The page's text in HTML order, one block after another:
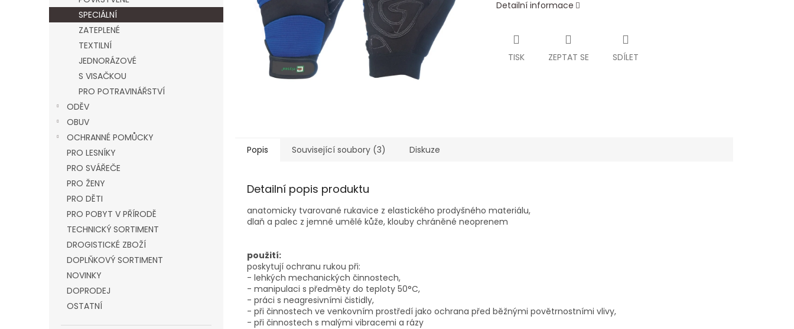
n
e
SPECIÁLNÍ
ZATEPLENÉ
TEXTILNÍ
JEDNORÁZOVÉ
S VISAČKOU
PRO POTRAVINÁŘSTVÍ
ODĚV
OBUV
OCHRANNÉ POMŮCKY
PRO LESNÍKY
PRO SVÁŘEČE
PRO ŽENY
PRO DĚTI
PRO POBYT V PŘÍRODĚ
TECHNICKÝ SORTIMENT
DROGISTICKÉ ZBOŽÍ
DOPLŇKOVÝ SORTIMENT
NOVINKY
DOPRODEJ
OSTATNÍ
Detailní informace
TISK ZEPTAT SE SDÍLET
Popis Související soubory (3) Diskuze
Detailní popis produktu
anatomicky tvarované rukavice z elastického prodyšného materiálu,
dlaň a palec z jemné umělé kůže, klouby chráněné neoprenem
použití:
poskytují ochranu rukou při:
- lehkých mechanických činnostech,
- manipulaci s předměty do teploty 50°C,
- práci s neagresivními čistidly,
- při činnostech ve venkovním prostředí jako ochrana před běžnými povětrnostními vlivy,
- při činnostech s malými vibracemi a rázy